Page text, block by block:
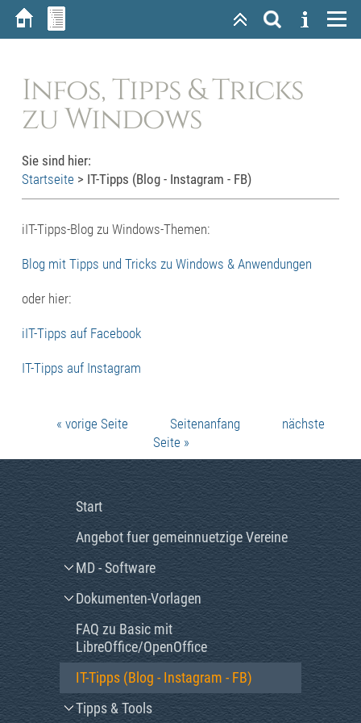
Infos, Tipps & Tricks
zu Windows
Sie sind hier:
Startseite > IT-Tipps (Blog - Instagram - FB)
iIT-Tipps-Blog zu Windows-Themen:
Blog mit Tipps und Tricks zu Windows & Anwendungen
oder hier:
iIT-Tipps auf Facebook
IT-Tipps auf Instagram
« vorige Seite Seitenanfang
nächste
Seite »
Start
Angebot fuer gemeinnuetzige Vereine
MD - Software
Dokumenten-Vorlagen
FAQ zu Basic mit
LibreOffice/OpenOffice
IT-Tipps (Blog - Instagram - FB)
Tipps & Tools